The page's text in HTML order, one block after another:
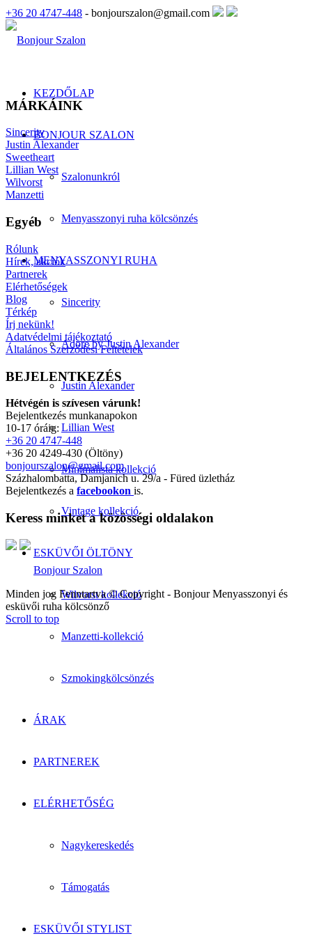
+36 20 4747-448 - bonjourszalon@gmail.com
KEZDŐLAP
BONJOUR SZALON
Szalonunkról
Menyasszonyi ruha kölcsönzés
MENYASSZONYI RUHA
Sincerity
Adore by Justin Alexander
Justin Alexander
Lillian West
Minimalista kollekció
Vintage kollekció
ESKÜVŐI ÖLTÖNY
Wilvorst kollekció
Manzetti-kollekció
Szmokingkölcsönzés
ÁRAK
PARTNEREK
ELÉRHETŐSÉG
Nagykereskedés
Támogatás
ESKÜVŐI STYLIST
MÁRKÁINK
Sincerity
Justin Alexander
Sweetheart
Lillian West
Wilvorst
Manzetti
Egyéb
Rólunk
Hírek, akciók
Partnerek
Elérhetőségek
Blog
Térkép
Írj nekünk!
Adatvédelmi tájékoztató
Általános Szerződési Feltételek
BEJELENTKEZÉS
Hétvégén is szívesen várunk!
Bejelentkezés munkanapokon
10-17 óráig:
+36 20 4747-448
+36 20 4249-430 (Öltöny)
bonjourszalon@gmail.com
Százhalombatta, Damjanich u. 29/a - Füred üzletház
Bejelentkezés a facebookon is.
Keress minket a közösségi oldalakon
Bonjour Szalon
Minden jog Fenntartva © Copyright - Bonjour Menyasszonyi és
esküvői ruha kölcsönző
Scroll to top